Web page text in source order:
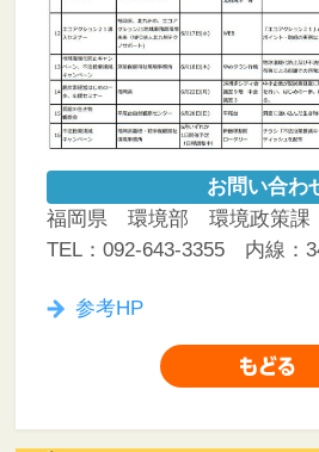
お問い合わ
福岡県 環境部 環境政策課
TEL：092-643-3355 内線：
参考HP